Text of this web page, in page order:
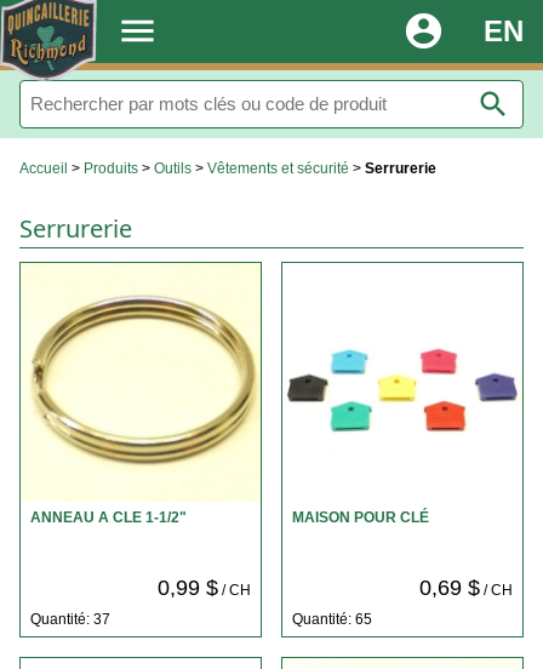
. menu EN
account_circle
search
Accueil > Produits > Outils > Vêtements et sécurité > Serrurerie
Serrurerie
ANNEAU A CLE 1-1/2"
0,99 $/ CH
Quantité: 37
MAISON POUR CLÉ
0,69 $/ CH
Quantité: 65